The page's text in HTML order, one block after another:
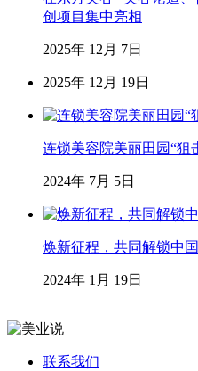
创项目集中亮相
2025年 12月 7日
2025年 12月 19日
连锁美容院美丽田园“狙
2024年 7月 5日
焕新征程，共同解锁中
2024年 1月 19日
联系我们